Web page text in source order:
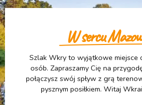
W sercu
Szlak Wkry to wyjątkowe miejsce
osób. Zapraszamy Cię na
połączysz swój spływ z grą
pysznym posiłkiem. Witaj
Angażujemy
Szlak Wkry to także
Cię w wyjątkowe Akcje CSR
sprzątamy brzegi i koryto rzeki,
plaże. Dołącz do nas i zostań